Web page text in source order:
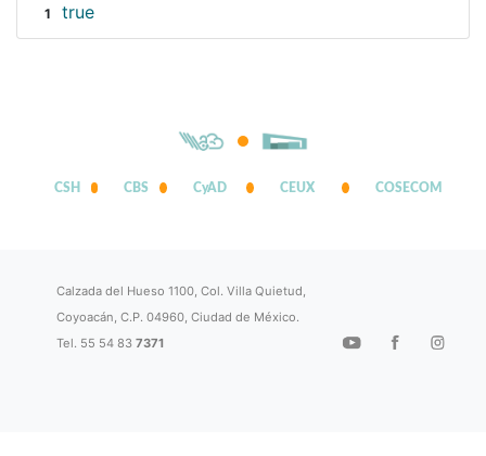
1 true
CSH CBS CyAD CEUX COSECOM
Calzada del Hueso 1100, Col. Villa Quietud,
Coyoacán, C.P. 04960, Ciudad de México.
Tel. 55 54 837371